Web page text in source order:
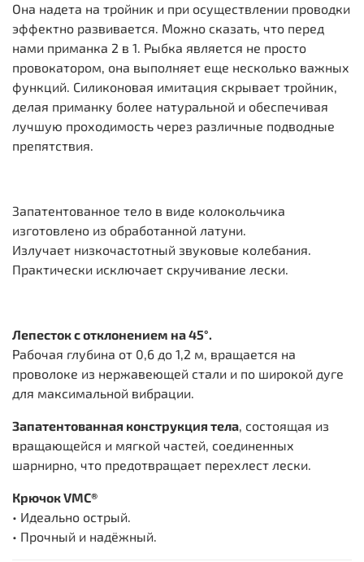
Она надета на тройник и при осуществлении проводки
эффектно развивается. Можно сказать, что перед
нами приманка 2 в 1. Рыбка является не просто
провокатором, она выполняет еще несколько важных
функций. Силиконовая имитация скрывает тройник,
делая приманку более натуральной и обеспечивая
лучшую проходимость через различные подводные
препятствия.
Запатентованное тело в виде колокольчика
изготовлено из обработанной латуни.
Излучает низкочастотный звуковые колебания.
Практически исключает скручивание лески.
Лепесток с отклонением на 45°.
Рабочая глубина от 0,6 до 1,2 м, вращается на
проволоке из нержавеющей стали и по широкой дуге
для максимальной вибрации.
Запатентованная конструкция тела, состоящая из
вращающейся и мягкой частей, соединенных
шарнирно, что предотвращает перехлест лески.
Крючок VMC®
• Идеально острый.
• Прочный и надёжный.